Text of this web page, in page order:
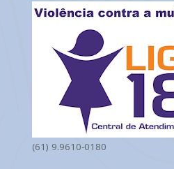
(61) 9.9610-0180